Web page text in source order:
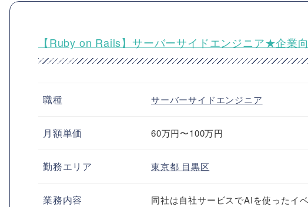
【Ruby on Rails】サーバーサイドエンジニア★企業
職種 サーバーサイドエンジニア
月額単価 60万円〜100万円
勤務エリア 東京都 目黒区
業務内容
同社は自社サービスでAIを使ったイ